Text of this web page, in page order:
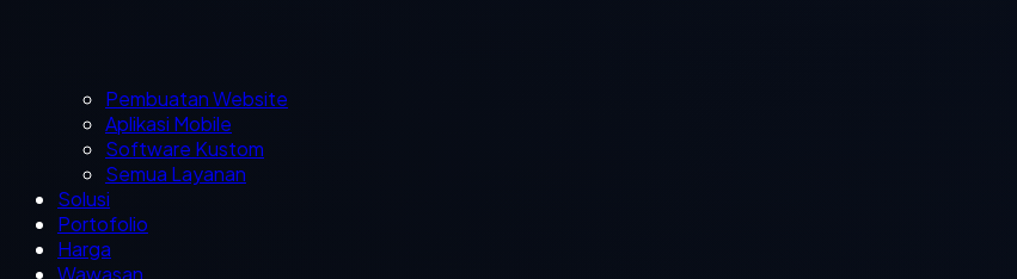
Pembuatan Website
Aplikasi Mobile
Software Kustom
Semua Layanan
Solusi
Portofolio
Harga
Wawasan